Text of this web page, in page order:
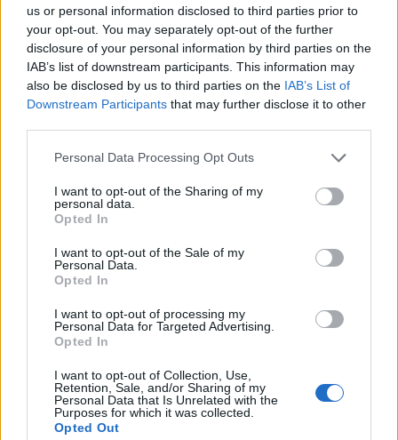
us or personal information disclosed to third parties prior to
your opt-out. You may separately opt-out of the further
disclosure of your personal information by third parties on the
IAB’s list of downstream participants. This information may
also be disclosed by us to third parties on the IAB’s List of
Downstream Participants that may further disclose it to other
Please note that this website/app uses one or more Google
not limited to your visit or usage behaviour. You may click to
grant or deny consent to Google and its third-party tags to
use your data for below specified purposes in below Google
consent section.
Personal Data Processing Opt Outs
I want to opt-out of the Sharing of my
personal data.
Opted In
I want to opt-out of the Sale of my
Personal Data.
Opted In
I want to opt-out of processing my
Personal Data for Targeted Advertising.
Opted In
I want to opt-out of Collection, Use,
Retention, Sale, and/or Sharing of my
Personal Data that Is Unrelated with the
Purposes for which it was collected.
Opted Out
VAGY
46Laca
1 éve
Én az idejét sem tudom, mióta van a kedvencek
között a site-od, meg ez a blog.
Anno talán az Elveszett sínekre kattantam rá először,
ha csak azt állítottad volna így össze, akkor is nagyot
alkottál volna, de az életképes sorozatok fotói is
egyre érdekesebbek és értékesebbek lesznek az idő
Tetszik, hogy a mai netes trenddel szemben
értelmesen fogalmazol és helyesírási hibák nélkül
akkoriban általános 1024-es fotók ma már kicsinek,
bélyegképnek számítanak.
Szóval kösz mindent, az eddigi szórakoztatást és